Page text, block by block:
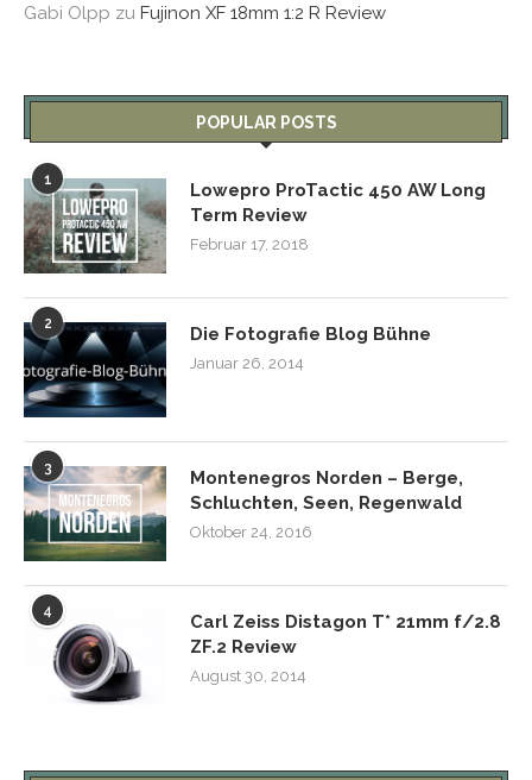
Gabi Olpp zu Fujinon XF 18mm 1:2 R Review
POPULAR POSTS
1
Lowepro ProTactic 450 AW Long
Term Review
Februar 17, 2018
2 Die Fotografie Blog Bühne
Januar 26, 2014
3
Montenegros Norden – Berge,
Schluchten, Seen, Regenwald
Oktober 24, 2016
4
Carl Zeiss Distagon T* 21mm f/2.8
ZF.2 Review
August 30, 2014